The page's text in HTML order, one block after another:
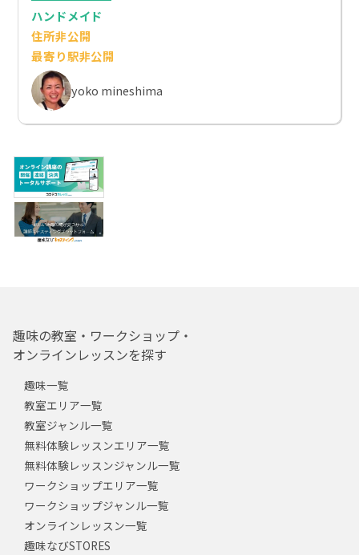
ハンドメイド
住所非公開
最寄り駅非公開
yoko mineshima
趣味の教室・ワークショップ・
オンラインレッスンを探す
趣味一覧
教室エリア一覧
教室ジャンル一覧
無料体験レッスンエリア一覧
無料体験レッスンジャンル一覧
ワークショップエリア一覧
ワークショップジャンル一覧
オンラインレッスン一覧
趣味なびSTORES